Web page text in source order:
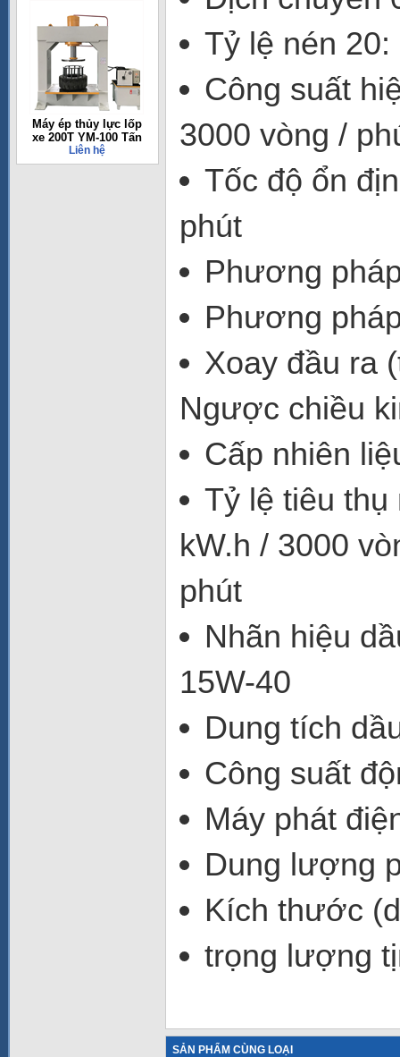
Máy ép thủy lực lốp
xe 200T YM-100 Tấn
Liên hệ
Tỷ lệ nén 20:
Công suất
3000 vòng /
Tốc độ ổn
phút
Phương
Phương
Xoay đầu ra
Ngược chiều
Cấp nhiên
Tỷ lệ tiêu thụ
kW.h / 3000
phút
Nhãn hiệu
15W-40
Dung tích
Công suất
Máy phát
Dung lượng
Kích thước
trọng lượng
SẢN PHẨM CÙNG LOẠI